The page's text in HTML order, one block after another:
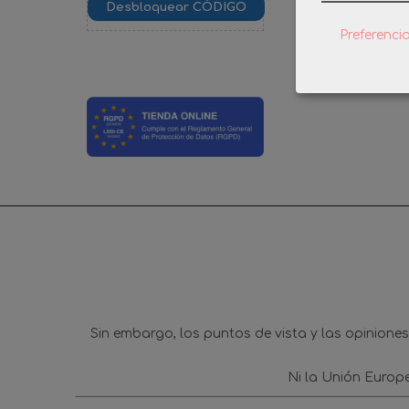
Sin embargo, los puntos de vista y las
Ni la Unión